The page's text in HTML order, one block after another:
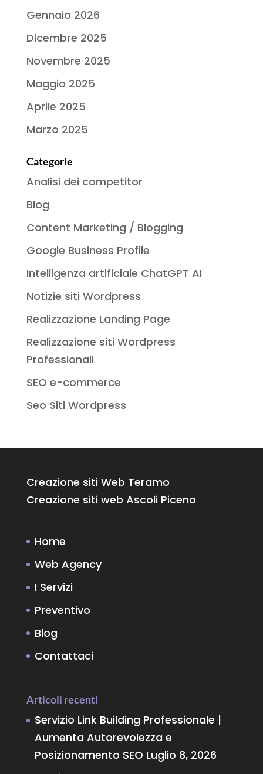
Gennaio 2026
Dicembre 2025
Novembre 2025
Maggio 2025
Aprile 2025
Marzo 2025
Categorie
Analisi dei competitor
Blog
Content Marketing / Blogging
Google Business Profile
Intelligenza artificiale ChatGPT AI
Notizie siti Wordpress
Realizzazione Landing Page
Realizzazione siti Wordpress
Professionali
SEO e-commerce
Seo Siti Wordpress
Creazione siti Web Teramo
Creazione siti web Ascoli Piceno
Home
Web Agency
I Servizi
Preventivo
Blog
Contattaci
Articoli recenti
Servizio Link Building Professionale |
Aumenta Autorevolezza e
Posizionamento SEO Luglio 8, 2026